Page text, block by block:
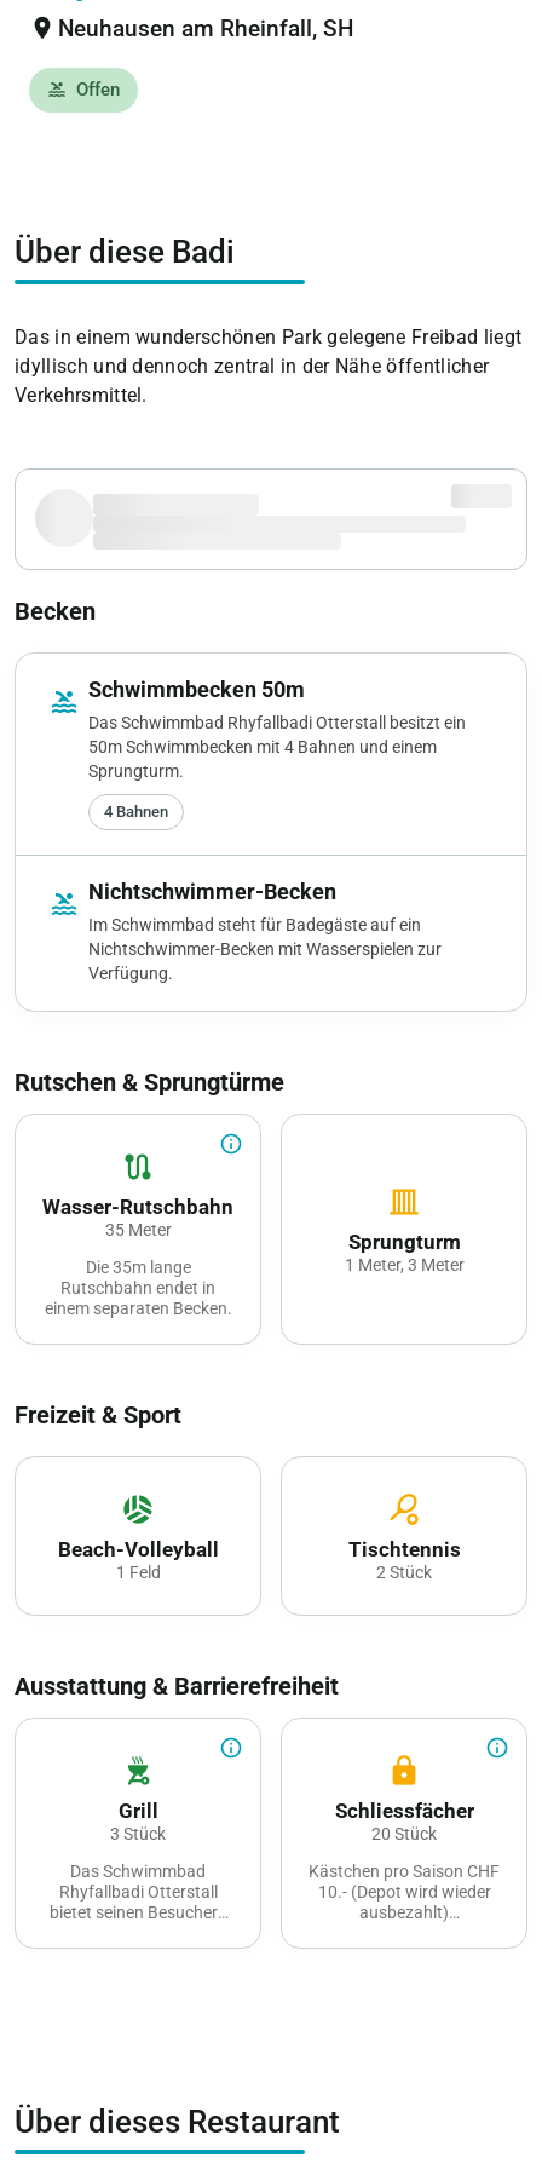
location_on Neuhausen am Rheinfall, SH
pool Offen
Über diese Badi
Das in einem wunderschönen Park gelegene Freibad liegt
idyllisch und dennoch zentral in der Nähe öffentlicher
Verkehrsmittel.
Becken
pool Schwimmbecken 50m
Das Schwimmbad Rhyfallbadi Otterstall besitzt ein
50m Schwimmbecken mit 4 Bahnen und einem
Sprungturm.
4 Bahnen
pool Nichtschwimmer-Becken
Im Schwimmbad steht für Badegäste auf ein
Nichtschwimmer-Becken mit Wasserspielen zur
Verfügung.
Rutschen & Sprungtürme
info_outline
route
Wasser-Rutschbahn
35 Meter
Die 35m lange
Rutschbahn endet in
einem separaten Becken.
vertical_shades_closed
Sprungturm
1 Meter, 3 Meter
Freizeit & Sport
sports_volleyball
Beach-Volleyball
1 Feld
sports_tennis
Tischtennis
2 Stück
Ausstattung & Barrierefreiheit
info_outline
outdoor_grill
Grill
3 Stück
Das Schwimmbad
Rhyfallbadi Otterstall
bietet seinen Besuchern
info_outline
lock
Schliessfächer
20 Stück
Kästchen pro Saison CHF
10.- (Depot wird wieder
ausbezahlt)
(bei Saisonkarten, keine
Über dieses Restaurant